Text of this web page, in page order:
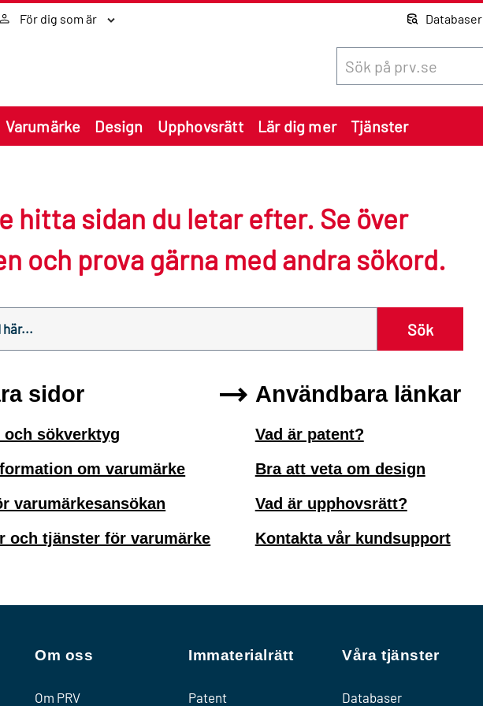
För dig som är Databaser
Varumärke Design Upphovsrätt Lär dig mer Tjänster
hitta sidan du letar efter. Se över
och prova gärna med andra sökord.
Sök
sidor
och sökverktyg
om varumärke
varumärkesansökan
och tjänster för varumärke
Användbara länkar
Vad är patent?
Bra att veta om design
Vad är upphovsrätt?
Kontakta vår kundsupport
Om oss
Om PRV
Immaterialrätt
Patent
Våra tjänster
Databaser